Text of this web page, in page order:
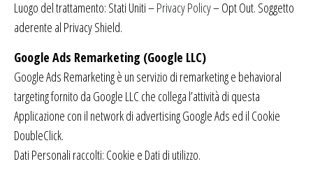
Luogo del trattamento: Stati Uniti –Privacy Policy– Opt Out. Soggetto
aderente al Privacy Shield.
Google Ads Remarketing (Google LLC)
Google Ads Remarketing è un servizio di remarketing e behavioral
targeting fornito da Google LLC che collega l’attività di questa
Applicazione con il network di advertising Google Ads ed il Cookie
DoubleClick.
Dati Personali raccolti: Cookie e Dati di utilizzo.